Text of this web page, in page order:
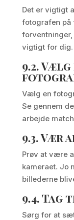
Det er vigtigt
fotografen på
vigtigt for dig.
9.2.Vælg
Vælg en
Se gennem
arbejde
9.3.Vær
Prøv at være
kameraet. Jo
billederne
9.4.Tag
Sørg for at